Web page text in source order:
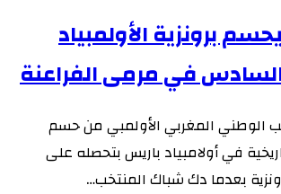
برونزية الأولمبياد
في مرمى الفراعنة
الوطني المغربي الأولمبي من حسم
في أولامبياد باريس بتحصله على
بعدما دك شباك المنتخب…